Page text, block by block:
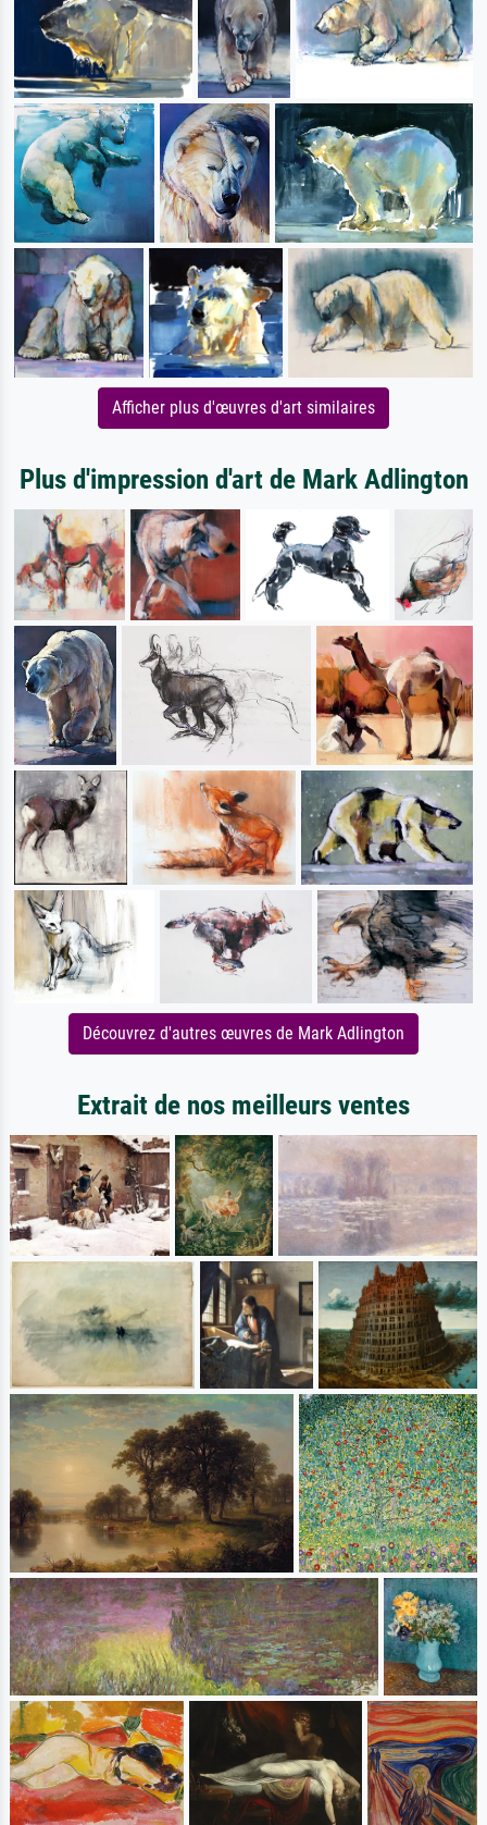
Afficher plus d'œuvres d'art similaires
Plus d'impression d'art de Mark Adlington
Découvrez d'autres œuvres de Mark Adlington
Extrait de nos meilleurs ventes